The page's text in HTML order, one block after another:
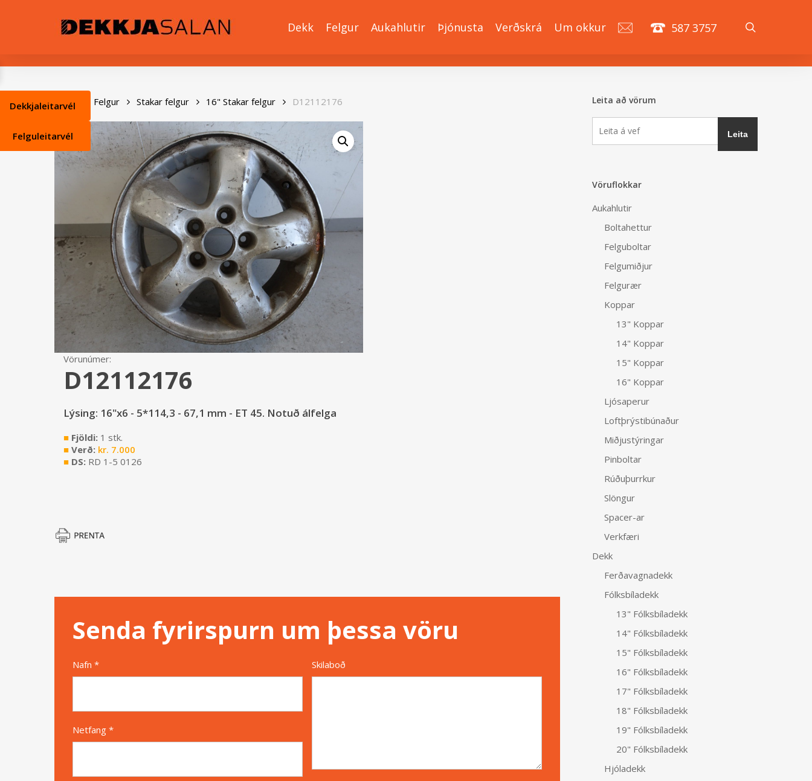
Dekk Felgur Aukahlutir Þjónusta Verðskrá Um okkur 587 3757
Heim Felgur Stakar felgur 16" Stakar felgur D12112176
Vörunúmer:
D12112176
Lýsing: 16"x6 - 5*114,3 - 67,1 mm - ET 45. Notuð álfelga
■ Fjöldi: 1 stk.
■ Verð: kr. 7.000
■ DS: RD 1-5 0126
Senda fyrirspurn um þessa vöru
Nafn *
Netfang *
Skilaboð
Leita að vörum
Vöruflokkar
Aukahlutir
Boltahettur
Felguboltar
Felgumiðjur
Felgurær
Koppar
13" Koppar
14" Koppar
15" Koppar
16" Koppar
Ljósaperur
Loftþrýstibúnaður
Miðjustýringar
Pinboltar
Rúðuþurrkur
Slöngur
Spacer-ar
Verkfæri
Dekk
Ferðavagnadekk
Fólksbíladekk
13" Fólksbíladekk
14" Fólksbíladekk
15" Fólksbíladekk
16" Fólksbíladekk
17" Fólksbíladekk
18" Fólksbíladekk
19" Fólksbíladekk
20" Fólksbíladekk
Hjóladekk
Dekkjaleitarvél
Felguleitarvél